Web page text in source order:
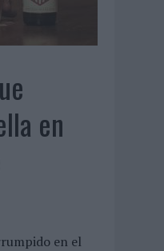
en
en el